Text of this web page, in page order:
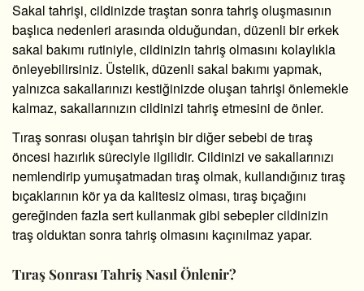
Sakal tahrişi, cildinizde traştan sonra tahriş oluşmasının
başlıca nedenleri arasında olduğundan, düzenli birerkek
sakal bakımı rutiniyle, cildinizin tahriş olmasını kolaylıkla
önleyebilirsiniz. Üstelik, düzenli sakal bakımı yapmak,
yalnızca sakallarınızı kestiğinizde oluşan tahrişi önlemekle
kalmaz, sakallarınızın cildinizi tahriş etmesini de önler.
Tıraş sonrası oluşan tahrişin bir diğer sebebi de tıraş
öncesi hazırlık süreciyle ilgilidir. Cildinizi ve sakallarınızı
nemlendirip yumuşatmadan tıraş olmak, kullandığınız tıraş
bıçaklarının kör ya da kalitesiz olması, tıraş bıçağını
gereğinden fazla sert kullanmak gibi sebepler cildinizin
traş olduktan sonra tahriş olmasını kaçınılmaz yapar.
Tıraş Sonrası Tahriş Nasıl Önlenir?